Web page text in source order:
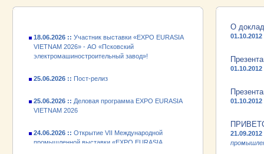
VIETNAM 2026» - АО «Псковский
электромашиностроительный завод»!
VIETNAM 2026
промышленной выставки «EXPO EURASIA
VIETNAM 2026»
О
01.10.2012
01.10.2012
01.10.2012
21.09.2012